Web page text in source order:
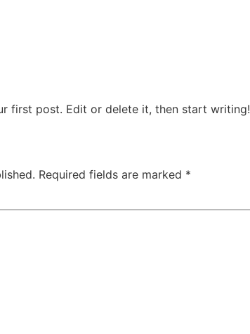
first post. Edit or delete it, then start writing!
Required fields are marked *